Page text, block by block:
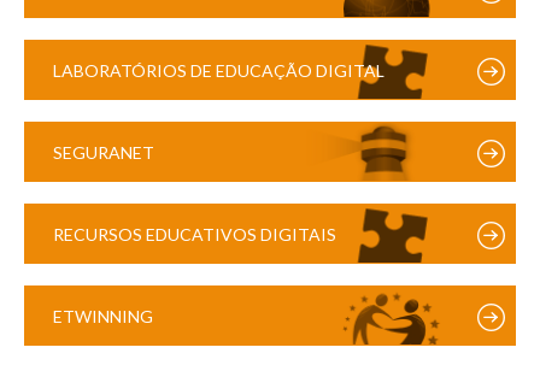
LABORATÓRIOS DE EDUCAÇÃO DIGITAL
SEGURANET
RECURSOS EDUCATIVOS DIGITAIS
ETWINNING